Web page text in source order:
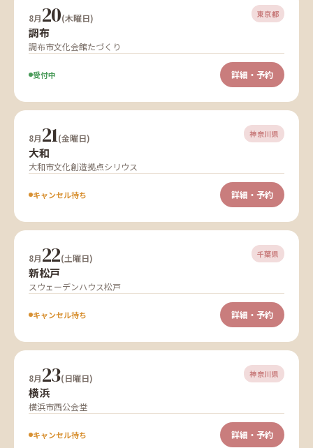
8月20(木曜日) 東京都
調布
調布市文化会館たづくり
受付中 詳細・予約
8月21(金曜日) 神奈川県
大和
大和市文化創造拠点シリウス
キャンセル待ち 詳細・予約
8月22(土曜日) 千葉県
新松戸
スウェーデンハウス松戸
キャンセル待ち 詳細・予約
8月23(日曜日) 神奈川県
横浜
横浜市西公会堂
キャンセル待ち 詳細・予約